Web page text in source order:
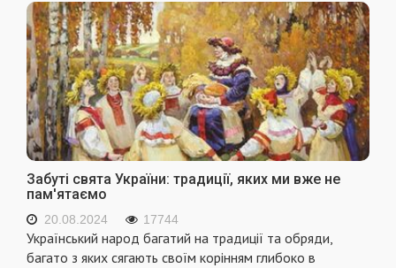
Забуті свята України: традиції, яких ми вже не
пам'ятаємо
20.08.2024 17744
Український народ багатий на традиції та обряди,
багато з яких сягають своїм корінням глибоко в